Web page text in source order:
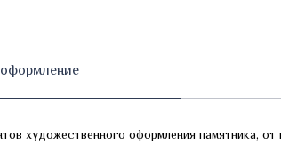
художественного оформления памятника, от